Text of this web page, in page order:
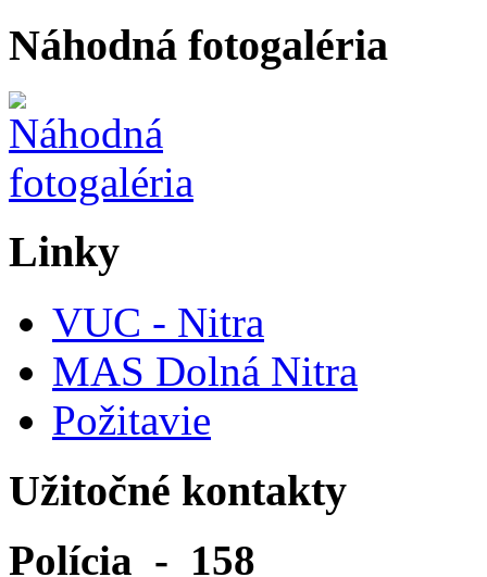
Náhodná fotogaléria
Linky
VUC - Nitra
MAS Dolná Nitra
Požitavie
Užitočné kontakty
Polícia - 158